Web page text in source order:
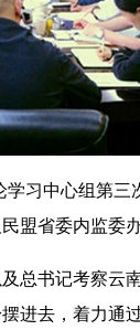
习中心组第
盟省委内监委
总书记考察云
进去，着力通